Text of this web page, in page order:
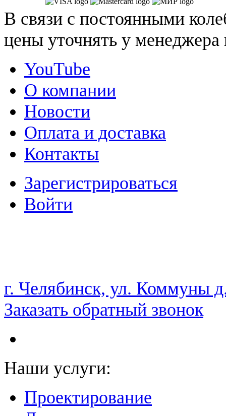
В связи с постоянными
цены уточнять у
YouTube
О компании
Новости
Оплата и доставка
Контакты
Зарегистрироваться
Войти
НАМ ДОВЕРЯЮТ С 2003 ГОДА
г. Челябинск, ул. Коммуны
Заказать обратный звонок
Наши услуги:
Проектирование